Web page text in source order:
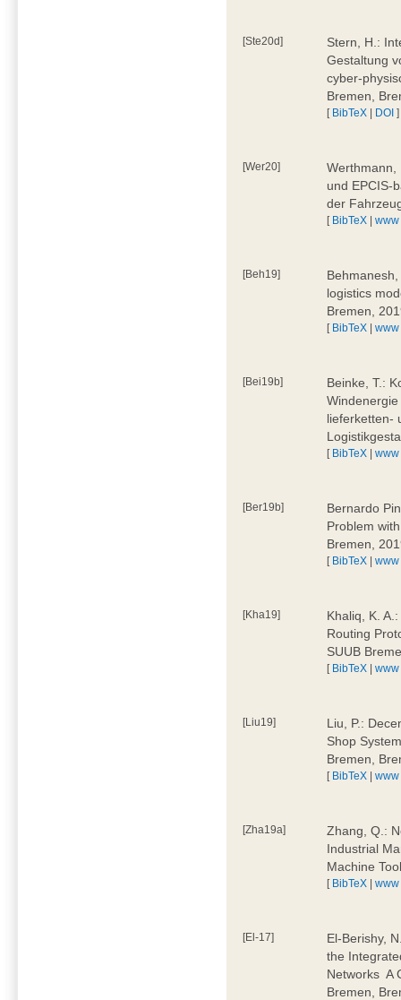
[Ste20d]
Stern, H.:
Gestaltung
cyber-
Bremen,
[ BibTeX | DOI ]
[Wer20]
Werthmann,
und EPCIS-
der
[ BibTeX |www
[Beh19]
logistics
Bremen,
[ BibTeX |www
[Bei19b]
Beinke, T.:
lieferketten-
[ BibTeX |www
[Ber19b]
Bernardo
Problem
Bremen,
[ BibTeX |www
[Kha19]
Khaliq, K.
Routing
SUUB
[ BibTeX |www
[Liu19]
Liu, P.:
Shop
Bremen,
[ BibTeX |www
[Zha19a]
Zhang, Q.:
Industrial
Machine
[ BibTeX |www
[El-17]
El-Berishy,
the
Networks 
Bremen,